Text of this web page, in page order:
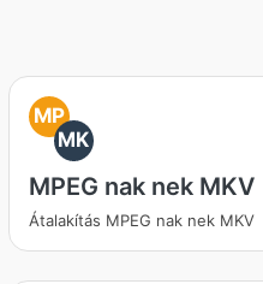
MP
MK
MPEG nak nek MKV
Átalakítás MPEG nak nek MKV